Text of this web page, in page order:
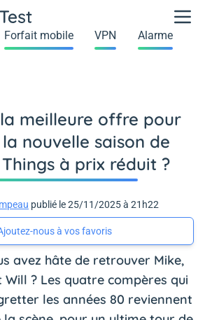
Forfait mobile VPN Alarme
meilleure offre pour
nouvelle saison de
à prix réduit ?
publié le 25/11/2025 à 21h22
nous à vos favoris
avez hâte de retrouver Mike,
Will ? Les quatre compères qui
les années 80 reviennent